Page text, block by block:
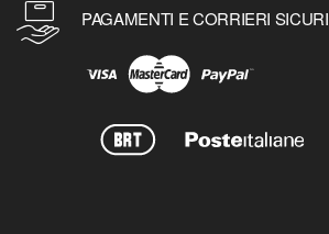
PAGAMENTI E CORRIERI SICURI